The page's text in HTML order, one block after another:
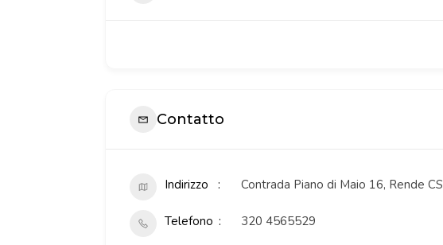
Contatto
Indirizzo Contrada Piano di Maio 16, Rende CS
Telefono 320 4565529